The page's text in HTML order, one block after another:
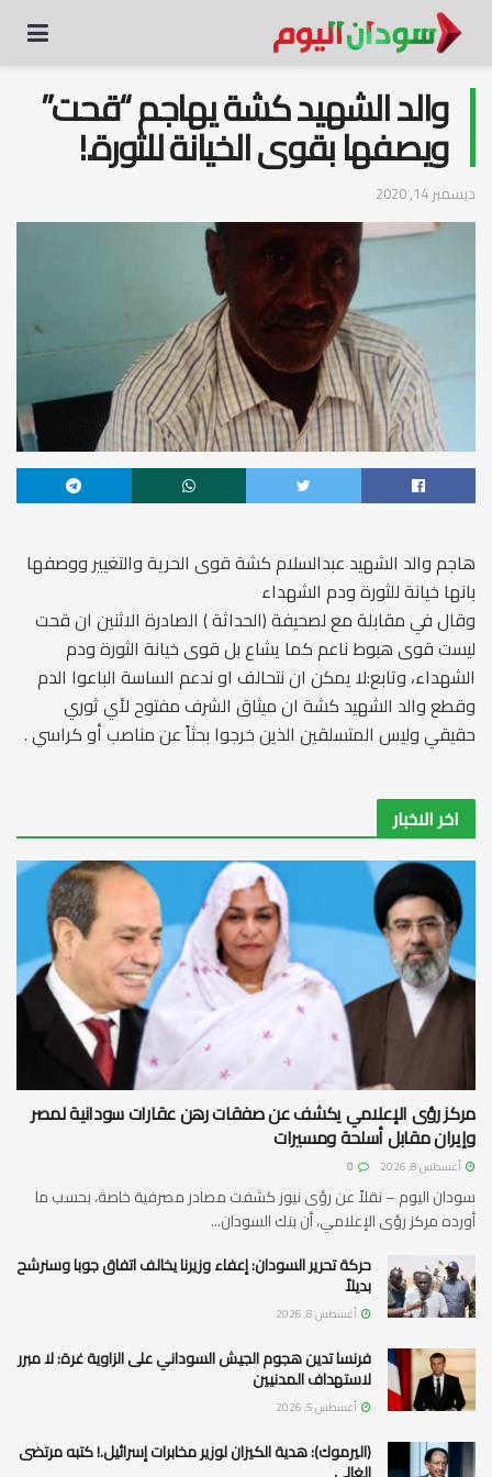
والد الشهيد كشة يهاجم “قحت”
ويصفها بقوى الخيانة للثورة.!
ديسمبر 14, 2020
هاجم والد الشهيد عبدالسلام كشة قوى الحرية والتغيير ووصفها
بانها خيانة للثورة ودم الشهداء
وقال في مقابلة مع لصحيفة (الحداثة ) الصادرة الاثنين ان قحت
ليست قوى هبوط ناعم كما يشاع بل قوى خيانة الثورة ودم
الشهداء، وتابع:لا يمكن ان نتحالف او ندعم الساسة الباعوا الدم
وقطع والد الشهيد كشة ان ميثاق الشرف مفتوح لأي ثوري
حقيقي وليس المتسلقين الذين خرجوا بحثاً عن مناصب أو كراسي .
اخر الاخبار
مركز رؤى الإعلامي يكشف عن صفقات رهن عقارات سودانية لمصر
وإيران مقابل أسلحة ومسيرات
أغسطس 8, 2026
سودان اليوم – نقلاً عن رؤى نيوز كشفت مصادر مصرفية خاصة، بحسب ما
أورده مركز رؤى الإعلامي، أن بنك السودان...
حركة تحرير السودان: إعفاء وزيرنا يخالف اتفاق جوبا وسنرشح
بديلاً
أغسطس 8, 2026
فرنسا تدين هجوم الجيش السوداني على الزاوية غرة: لا مبرر
لاستهداف المدنيين
أغسطس 5, 2026
(اليرموك): هدية الكيزان لوزير مخابرات إسرائيل.! كتبه مرتضى